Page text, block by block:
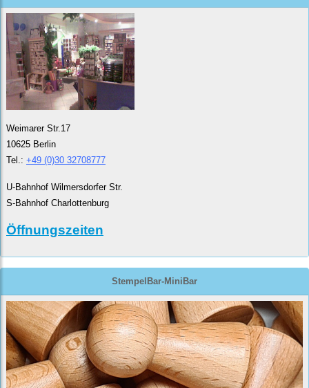
Weimarer Str.17
10625 Berlin
Tel.: +49 (0)30 32708777
U-Bahnhof Wilmersdorfer Str.
S-Bahnhof Charlottenburg
Öffnungszeiten
StempelBar-MiniBar